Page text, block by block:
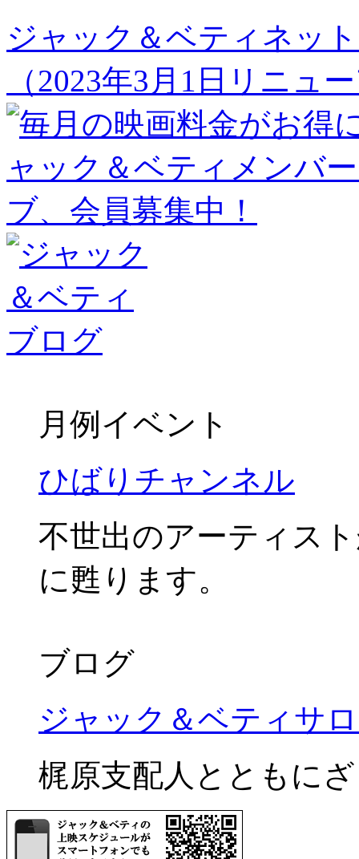
ジャック＆ベティネッ
（2023年3月1日リニュ
月例イベント
ひばりチャンネル
不世出のアーティス
に甦ります。
ブログ
ジャック＆ベティサ
梶原支配人とともに